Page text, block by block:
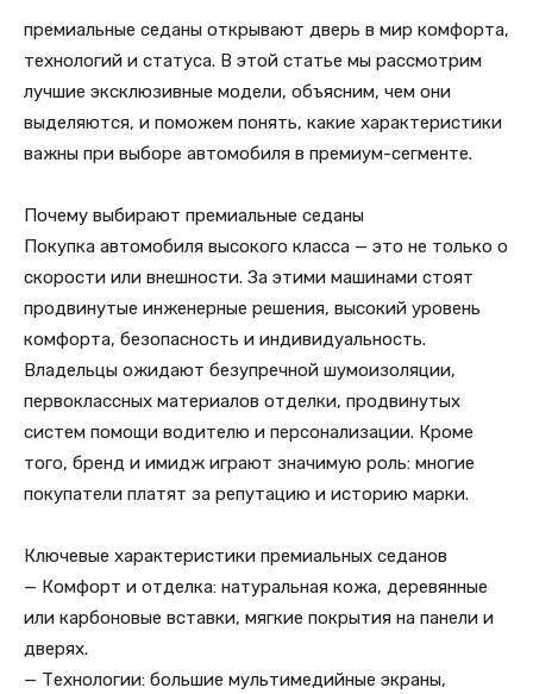
премиальные седаны открывают дверь в мир комфорта,
технологий и статуса. В этой статье мы рассмотрим
лучшие эксклюзивные модели, объясним, чем они
выделяются, и поможем понять, какие характеристики
важны при выборе автомобиля в премиум-сегменте.
Почему выбирают премиальные седаны
Покупка автомобиля высокого класса — это не только о
скорости или внешности. За этими машинами стоят
продвинутые инженерные решения, высокий уровень
комфорта, безопасность и индивидуальность.
Владельцы ожидают безупречной шумоизоляции,
первоклассных материалов отделки, продвинутых
систем помощи водителю и персонализации. Кроме
того, бренд и имидж играют значимую роль: многие
покупатели платят за репутацию и историю марки.
Ключевые характеристики премиальных седанов
— Комфорт и отделка: натуральная кожа, деревянные
или карбоновые вставки, мягкие покрытия на панели и
дверях.
— Технологии: большие мультимедийные экраны,